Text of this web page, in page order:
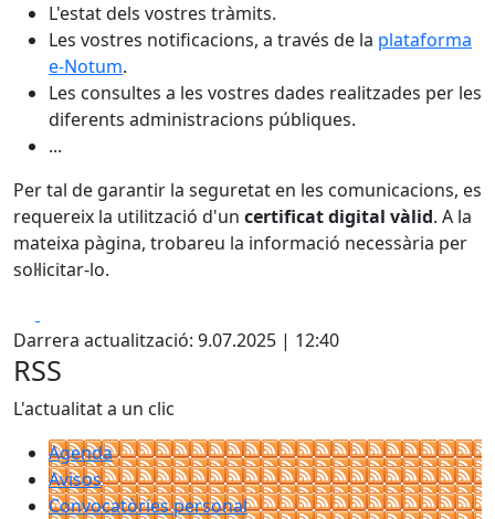
L'estat dels vostres tràmits.
Les vostres notificacions, a través de la plataforma
e-Notum.
Les consultes a les vostres dades realitzades per les
diferents administracions públiques.
...
Per tal de garantir la seguretat en les comunicacions, es
requereix la utilització d'un certificat digital vàlid. A la
mateixa pàgina, trobareu la informació necessària per
sol·licitar-lo.
Darrera actualització: 9.07.2025 | 12:40
RSS
L'actualitat a un clic
Agenda
Avisos
Convocatòries personal